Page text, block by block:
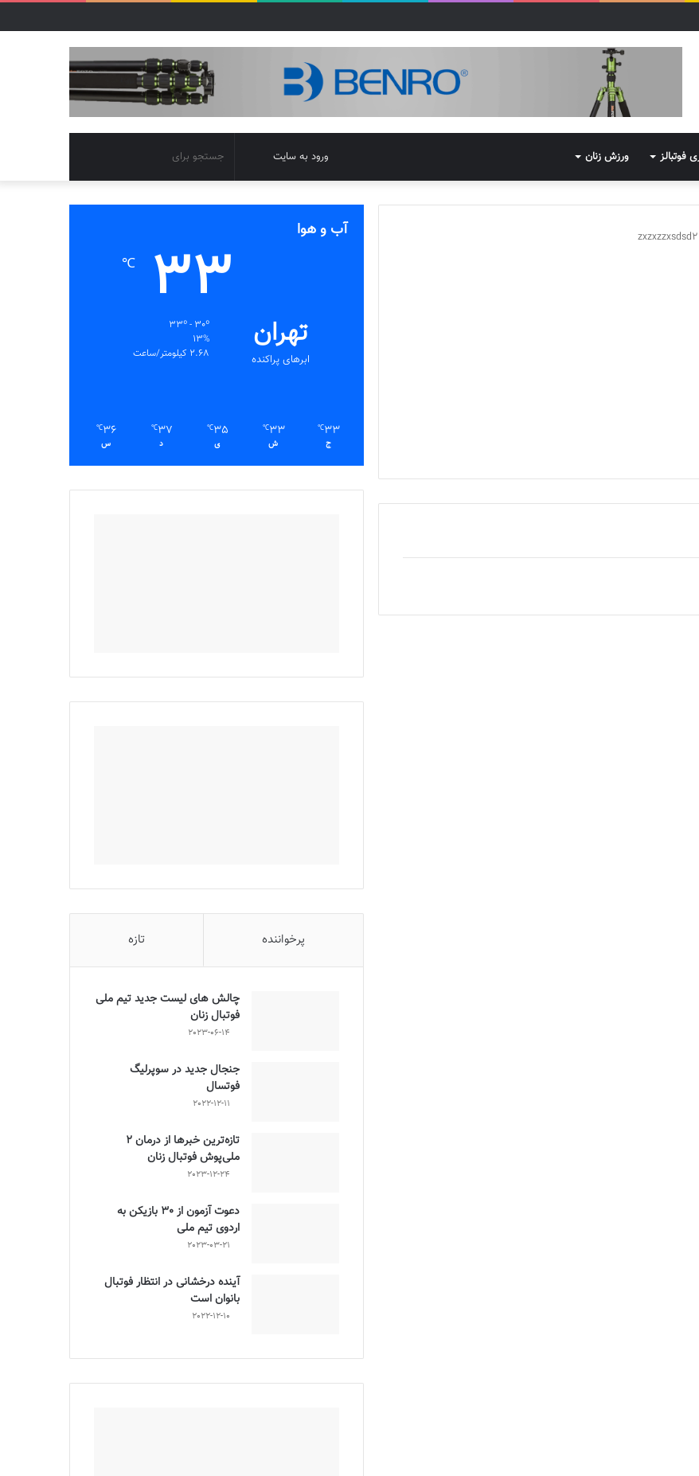
فوتبالز ورزش زنان
برای
تغییر
پوسته
ورود به سایت
آب و هوا
تهران
ابرهای پراکنده
33
℃
13%
2.68 کیلومتر/ساعت
33
℃
ج
33
℃
ش
35
℃
ی
37
℃
د
36
℃
س
پرخواننده تازه
چالش هاى ليست جدید تيم ملى
فوتبال زنان
2023-06-14
جنجال جدید در سوپرلیگ
فوتسال
2022-12-11
تازه‌ترین خبرها از درمان ۲
ملی‌پوش فوتبال زنان
2023-12-24
دعوت آزمون از 30 بازیکن به
اردوی تیم ملی
2023-03-21
آینده درخشانی در انتظار فوتبال
بانوان است
2022-12-10